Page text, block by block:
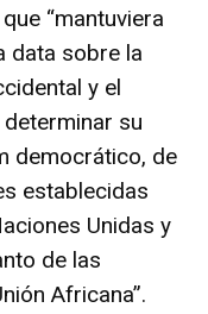
“mantuviera
data sobre la
y el
su
democrático, de
establecidas
Unidas y
de las
Africana”.